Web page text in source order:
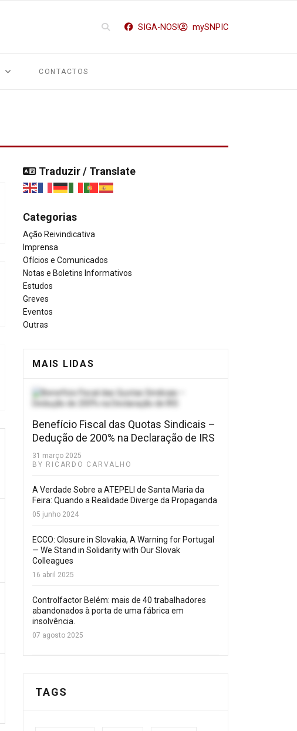
SIGA-NOS! mySNPIC
CONTACTOS
Traduzir / Translate
Categorias
Ação Reivindicativa
Imprensa
Ofícios e Comunicados
Notas e Boletins Informativos
Estudos
Greves
Eventos
Outras
MAIS LIDAS
Benefício Fiscal das Quotas Sindicais –
Dedução de 200% na Declaração de IRS
31 março 2025
BY RICARDO CARVALHO
A Verdade Sobre a ATEPELI de Santa Maria da
Feira: Quando a Realidade Diverge da Propaganda
05 junho 2024
ECCO: Closure in Slovakia, A Warning for Portugal
— We Stand in Solidarity with Our Slovak
Colleagues
16 abril 2025
Controlfactor Belém: mais de 40 trabalhadores
abandonados à porta de uma fábrica em
insolvência.
07 agosto 2025
TAGS